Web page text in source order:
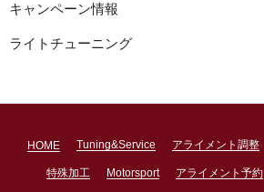
キャンペーン情報
ライトチューニング
HOME Tuning&Service アライメント調整
特殊加工 Motorsport アライメント予約